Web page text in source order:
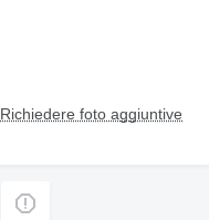
Richiedere foto aggiuntive